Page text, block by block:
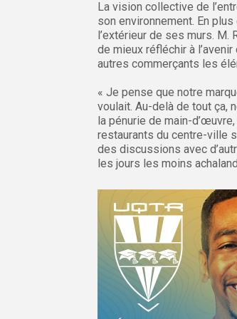
La vision collective de
son environnement. En
l’extérieur de ses murs.
de mieux réfléchir à
autres commerçants les
« Je pense que notre
voulait. Au-delà de tout ça,
la pénurie de main-
restaurants du centre-ville
des discussions avec
les jours les moins